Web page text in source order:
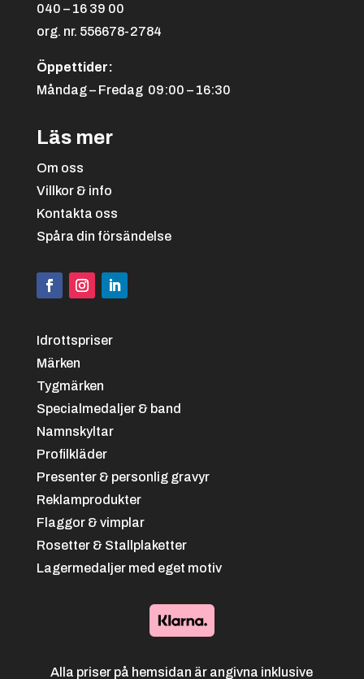
Svart/röd +4.25 kr
Svart/vit
Blå/svart+4.25 kr
040 – 16 39 00
org. nr. 556678-2784
Öppettider:
Måndag – Fredag 09:00 – 16:30
Läs mer
Om oss
Villkor & info
Kontakta oss
Spåra din försändelse
Idrottspriser
Märken
Tygmärken
Specialmedaljer & band
Namnskyltar
Profilkläder
Presenter & personlig gravyr
Reklamprodukter
Flaggor & vimplar
Rosetter & Stallplaketter
Lagermedaljer med eget motiv
Alla priser på hemsidan är angivna inklusive